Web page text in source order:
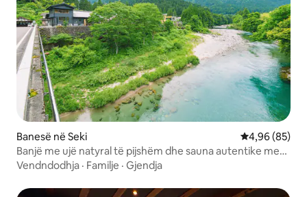
Banesë në Seki Vlerësimi
4,96 (85)
Banjë me ujë natyral të pijshëm dhe sauna autentike me
aromë të drurit të hinokit | SUP falas | Vilë private | Deri në
Vendndodhja · Familje · Gjendja